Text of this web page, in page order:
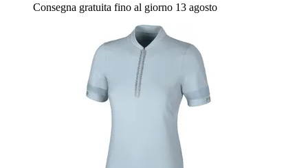
Consegna gratuita fino al giorno 13 agosto